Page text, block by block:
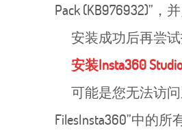
Pack (KB976932)”，
安装成功后再尝试
安装Insta360
可能是您无法访问
FilesInsta360”中的